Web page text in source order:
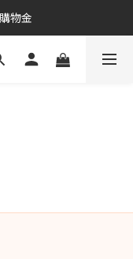
物金